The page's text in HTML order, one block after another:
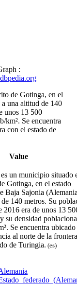
:
de Gotinga, en el
una altitud de 140
unos 13 500
km².​​ Se encuentra
con el estado de
Value
un municipio situado
Gotinga, en el estado
Baja Sajonia
140 metros. Su
2016 era de unos 13
su densidad
Se encuentra ubicado
al norte de la frontera
de Turingia. (es)